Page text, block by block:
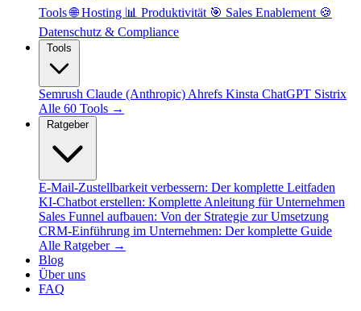
Tools🌐 Hosting 📊 Produktivität 🎯 Sales Enablement 🍪
Datenschutz & Compliance
Semrush Claude (Anthropic) Ahrefs Kinsta ChatGPT Sistrix
Alle 60 Tools →
Ratgeber
E-Mail-Zustellbarkeit verbessern: Der komplette Leitfaden
KI-Chatbot erstellen: Komplette Anleitung für Unternehmen
Sales Funnel aufbauen: Von der Strategie zur Umsetzung
CRM-Einführung im Unternehmen: Der komplette Guide
Alle Ratgeber →
Blog
Über uns
FAQ